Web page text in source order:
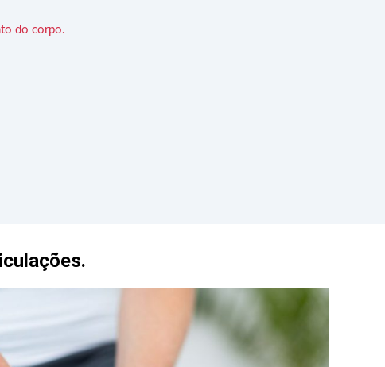
do corpo.